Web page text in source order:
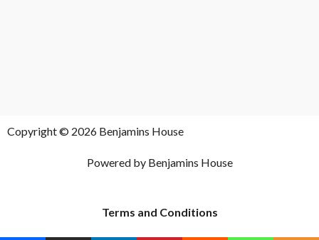
Copyright © 2026 Benjamins House
Powered by Benjamins House
Terms and Conditions